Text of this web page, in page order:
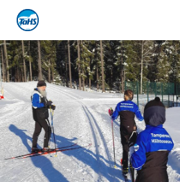
Siirry
sivun
sisältöön
Tampereen Hiihtoseura